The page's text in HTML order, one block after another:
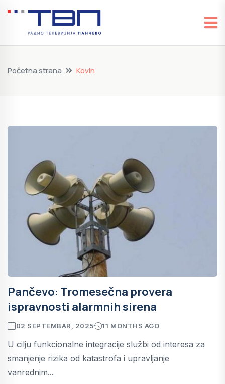
Početna strana Kovin
Pančevo: Tromesečna provera
ispravnosti alarmnih sirena
02 SEPTEMBAR, 2025 11 MONTHS AGO
U cilju funkcionalne integracije službi od interesa za
smanjenje rizika od katastrofa i upravljanje
vanrednim...